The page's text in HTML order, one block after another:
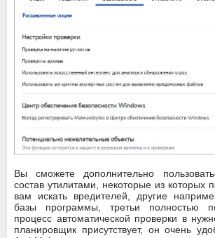
Вы сможете дополнительно
состав утилитами, некоторые из которых
вам искать вредителей, другие
базы программы, третьи полностью
процесс автоматической проверки в
планировщик присутствует, он очень